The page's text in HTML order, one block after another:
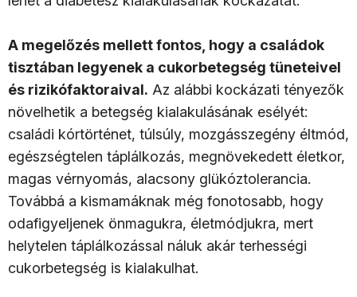
A megelőzés mellett fontos, hogy a családok
tisztában legyenek a cukorbetegség tüneteivel
és rizikófaktoraival. Az alábbi kockázati tényezők
növelhetik a betegség kialakulásának esélyét:
családi kórtörténet, túlsúly, mozgásszegény éltmód,
egészségtelen táplálkozás, megnövekedett életkor,
magas vérnyomás, alacsony glükóztolerancia.
Továbbá a kismamáknak még fonotosabb, hogy
odafigyeljenek önmagukra, életmódjukra, mert
helytelen táplálkozással náluk akár terhességi
cukorbetegség is kialakulhat.